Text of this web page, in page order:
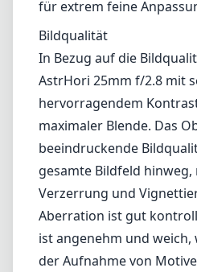
Aberration ist gut
ist angenehm und weich,
der Aufnahme von
Hintergründen von
erfordern die Ultra-
geringe Arbeitsdistanz,
Beleuchtungsoptionen
Schatten verursachen
sorgfältig gemanagt wird.
Handhabung und
Der
den herausragenden